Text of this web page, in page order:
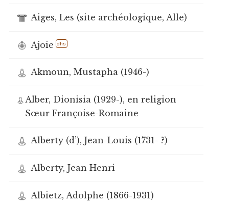
Aiges, Les (site archéologique, Alle)
Ajoie dhs
Akmoun, Mustapha (1946-)
Alber, Dionisia (1929-), en religion
Sœur Françoise-Romaine
Alberty (d’), Jean-Louis (1731- ?)
Alberty, Jean Henri
Albietz, Adolphe (1866-1931)